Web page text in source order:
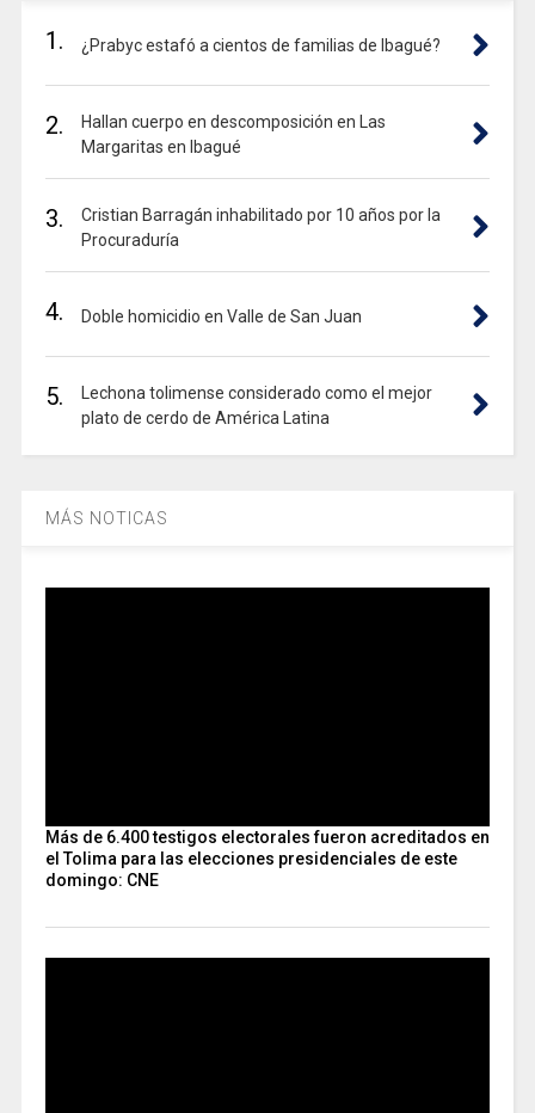
1. ¿Prabyc estafó a cientos de familias de Ibagué?
2.
Hallan cuerpo en descomposición en Las
Margaritas en Ibagué
3.
Cristian Barragán inhabilitado por 10 años por la
Procuraduría
4. Doble homicidio en Valle de San Juan
5.
Lechona tolimense considerado como el mejor
plato de cerdo de América Latina
MÁS NOTICAS
Más de 6.400 testigos electorales fueron acreditados en
el Tolima para las elecciones presidenciales de este
domingo: CNE